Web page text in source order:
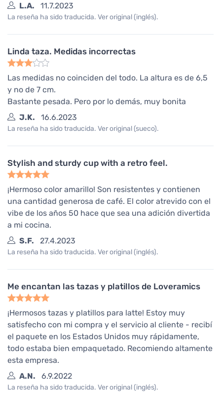
L.A.
11.7.2023
La reseña ha sido traducida. Ver original (inglés).
Linda taza. Medidas incorrectas
Las medidas no coinciden del todo. La altura es de 6,5
y no de 7 cm.
Bastante pesada. Pero por lo demás, muy bonita
J.K.
16.6.2023
La reseña ha sido traducida. Ver original (sueco).
Stylish and sturdy cup with a retro feel.
¡Hermoso color amarillo! Son resistentes y contienen
una cantidad generosa de café. El color atrevido con el
vibe de los años 50 hace que sea una adición divertida
a mi cocina.
S.F.
27.4.2023
La reseña ha sido traducida. Ver original (inglés).
Me encantan las tazas y platillos de Loveramics
¡Hermosos tazas y platillos para latte! Estoy muy
satisfecho con mi compra y el servicio al cliente - recibí
el paquete en los Estados Unidos muy rápidamente,
todo estaba bien empaquetado. Recomiendo altamente
esta empresa.
A.N.
6.9.2022
La reseña ha sido traducida. Ver original (inglés).